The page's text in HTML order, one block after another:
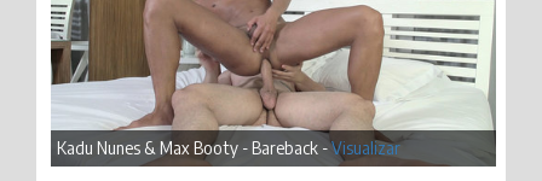
Kadu Nunes & Max Booty - Bareback -Visualizar